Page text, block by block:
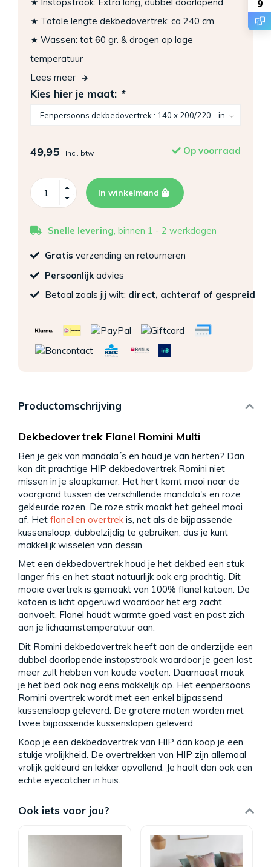
★ Totale lengte dekbedovertrek: ca 240 cm
★ Wassen: tot 60 gr. & drogen op lage
temperatuur
Lees meer
Kies hier je maat: *
49,95 Incl. btw Op voorraad
In winkelmand
Snelle levering, binnen 1 - 2 werkdagen
Gratis verzending en retourneren
Persoonlijk advies
Betaal zoals jij wilt: direct, achteraf of gespreid
Productomschrijving
Dekbedovertrek Flanel Romini Multi
Ben je gek van mandala´s en houd je van herten? Dan
kan dit prachtige HIP dekbedovertrek Romini niet
missen in je slaapkamer. Het hert komt mooi naar de
voorgrond tussen de verschillende mandala's en roze
gekleurde rozen. De roze strik maakt het geheel mooi
af. Het flanellen overtrek is, net als de bijpassende
kussensloop, dubbelzijdig te gebruiken, dus je kunt
makkelijk wisselen van dessin.
Met een dekbedovertrek houd je het dekbed een stuk
langer fris en het staat natuurlijk ook erg prachtig. Dit
mooie overtrek is gemaakt van 100% flanel katoen. De
katoen is licht opgeruwd waardoor het erg zacht
aanvoelt. Flanel houdt warmte goed vast en past zich
aan je lichaamstemperatuur aan.
Dit Romini dekbedovertrek heeft aan de onderzijde een
dubbel doorlopende instopstrook waardoor je geen last
meer zult hebben van koude voeten. Daarnaast maak
je het bed ook nog eens makkelijk op. Het eenpersoons
Romini overtrek wordt met een enkel bijpassend
kussensloop geleverd. De grotere maten worden met
twee bijpassende kussenslopen geleverd.
Koop je een dekbedovertrek van HIP dan koop je een
stukje vrolijkheid. De overtrekken van HIP zijn allemaal
vrolijk gekleurd en lekker opvallend. Je haalt dan ook een
echte eyecatcher in huis.
Ook iets voor jou?
9